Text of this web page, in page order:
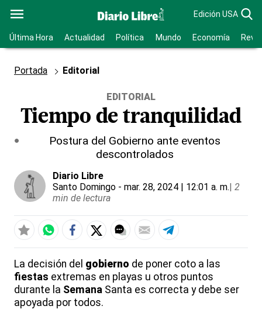
Edición USA
Última Hora Actualidad Política Mundo Economía
Portada Editorial
EDITORIAL
Tiempo de tranquilidad
Postura del Gobierno ante eventos
descontrolados
Diario Libre
Santo Domingo - mar. 28, 2024 | 12:01 a. m.| 2
min de lectura
La decisión del gobierno de poner coto a las
fiestas extremas en playas u otros puntos
durante la Semana Santa es correcta y debe ser
apoyada por todos.